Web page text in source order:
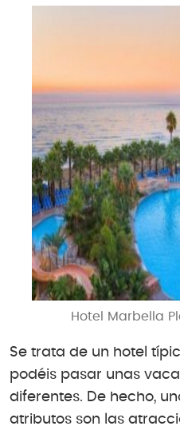
Hotel Marbella
Se trata de un hotel
podéis pasar unas
diferentes. De hecho,
atributos son las